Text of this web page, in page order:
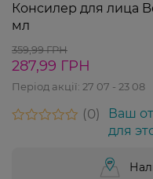
Консилер для лица
мл
359,99 ГРН
287,99 ГРН
Період акції: 27 07 - 23 08
0
Ваш
для